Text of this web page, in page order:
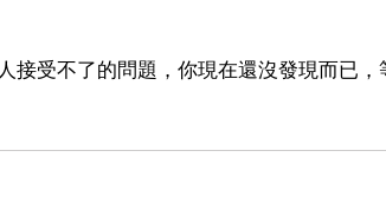
接受不了的問題，你現在還沒發現而已，